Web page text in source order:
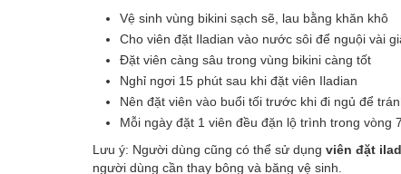
Vệ sinh vùng bikini sạch sẽ, lau bằng khăn khô
Cho viên đặt Iladian vào nước sôi để nguội vài
Đặt viên càng sâu trong vùng bikini càng tốt
Nghỉ ngơi 15 phút sau khi đặt viên Iladian
Nên đặt viên vào buổi tối trước khi đi ngủ để
Mỗi ngày đặt 1 viên đều đặn lộ trình trong
Lưu ý: Người dùng cũng có thể sử dụng viên đặt
người dùng cần thay bông và băng vệ sinh.